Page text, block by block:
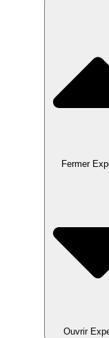
Fermer
Ouvrir